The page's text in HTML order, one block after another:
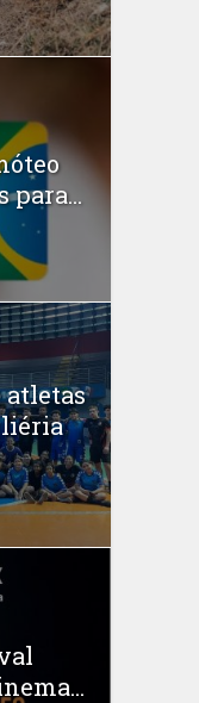
para...
atletas